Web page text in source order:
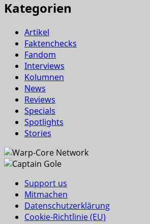
Kategorien
Artikel
Faktenchecks
Fandom
Interviews
Kolumnen
News
Reviews
Specials
Spotlights
Stories
Support us
Mitmachen
Datenschutzerklärung
Cookie-Richtlinie (EU)